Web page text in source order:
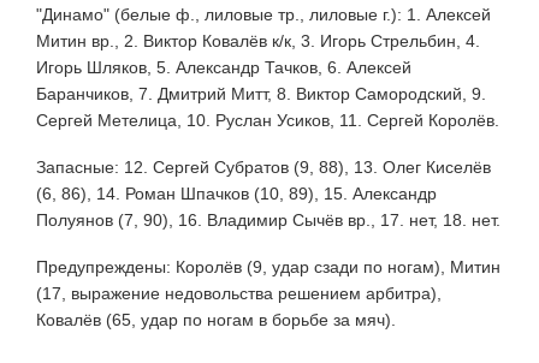
"Динамо" (белые ф., лиловые тр., лиловые г.): 1. Алексей
Митин вр., 2. Виктор Ковалёв к/к, 3. Игорь Стрельбин, 4.
Игорь Шляков, 5. Александр Тачков, 6. Алексей
Баранчиков, 7. Дмитрий Митт, 8. Виктор Самородский, 9.
Сергей Метелица, 10. Руслан Усиков, 11. Сергей Королёв.
Запасные: 12. Сергей Субратов (9, 88), 13. Олег Киселёв
(6, 86), 14. Роман Шпачков (10, 89), 15. Александр
Полуянов (7, 90), 16. Владимир Сычёв вр., 17. нет, 18. нет.
Предупреждены: Королёв (9, удар сзади по ногам), Митин
(17, выражение недовольства решением арбитра),
Ковалёв (65, удар по ногам в борьбе за мяч).